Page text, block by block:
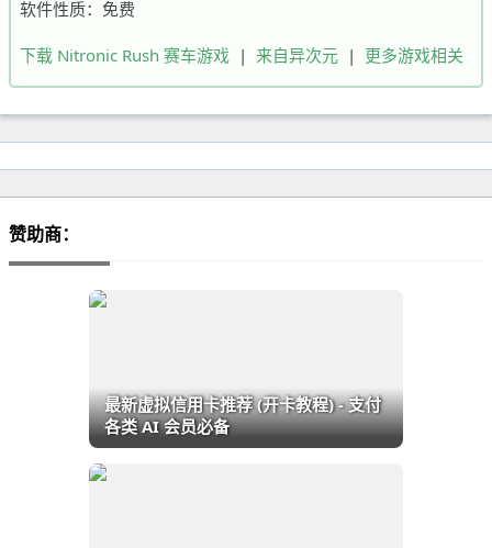
软件性质：免费
下载 Nitronic Rush 赛车游戏 | 来自异次元 | 更多游戏相关
赞助商：
最新虚拟信用卡推荐 (开卡教程) - 支付
各类 AI 会员必备